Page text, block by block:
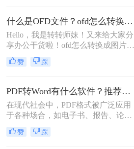
然不知道ofd到底是什么，又不知道哪
个软件好用。小编推荐转转大师，来
试试吧。
什么是OFD文件？ofd怎么转换成图片？
Hello，我是转转师妹！又来给大家分
享办公干货啦！ofd怎么转换成图片？
很多小伙伴也是日常会接触到ofd的文
件，这类的文件操作和使用起来也比
台的话，很多小伙伴也是会选择将这
种文件形式转换为jpg格式，有需要的
小伙伴快一起看看ofd转jpg图片的方
法吧！
赞 踩
PDF转Word有什么软件？推荐几款速实现PDF转Word的利器
在现代社会中，PDF格式被广泛应用
于各种场合，如电子书、报告、论文
等。然而，有时我们需要对PDF文档
进行编辑或修改，而Word是一个非常
赞 踩